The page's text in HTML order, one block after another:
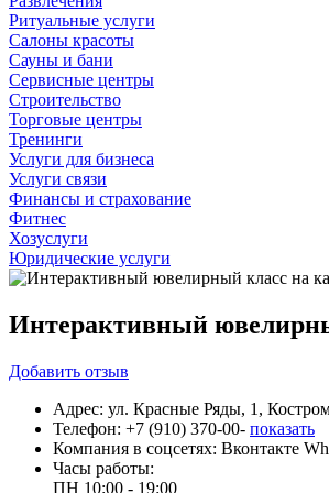
Ритуальные услуги
Салоны красоты
Сауны и бани
Сервисные центры
Строительство
Торговые центры
Тренинги
Услуги для бизнеса
Услуги связи
Финансы и страхование
Фитнес
Хозуслуги
Юридические услуги
Интерактивный
Добавить отзыв
Адрес: ул. Красные Ряды, 1,
Телефон: +7 (910) 370-00- показать
Компания в соцсетях: Вконтакте
Часы работы:
ПН 10:00 - 19:00